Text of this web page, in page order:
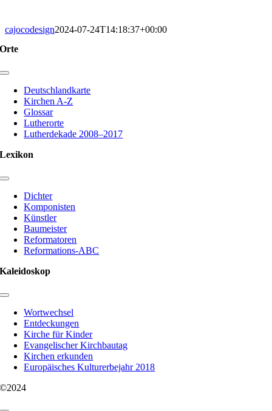
cajocodesign2024-07-24T14:18:37+00:00
Orte
Toggle
NavigationDeutschlandkarte
Kirchen A-Z
Glossar
Lutherorte
Lutherdekade 2008–2017
Lexikon
Toggle
Navigation
Dichter
Komponisten
Künstler
Baumeister
Reformatoren
Reformations-ABC
Kaleidoskop
Toggle
NavigationWortwechsel
Entdeckungen
Kirche für Kinder
Evangelischer Kirchbautag
Kirchen erkunden
Europäisches Kulturerbejahr 2018
©2024